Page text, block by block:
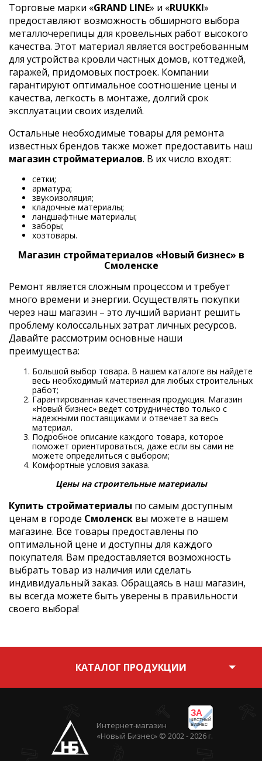
Торговые марки «GRAND LINE» и «RUUKKI»
предоставляют возможность обширного выбора
металлочерепицы для кровельных работ высокого
качества. Этот материал является востребованным
для устройства кровли частных домов, коттеджей,
гаражей, придомовых построек. Компании
гарантируют оптимальное соотношение цены и
качества, легкость в монтаже, долгий срок
эксплуатации своих изделий.
Остальные необходимые товары для ремонта
известных брендов также может предоставить наш
магазин стройматериалов. В их число входят:
сетки;
арматура;
звукоизоляция;
кладочные материалы;
ландшафтные материалы;
заборы;
хозтовары.
Магазин стройматериалов «Новый бизнес» в
Смоленске
Ремонт является сложным процессом и требует
много времени и энергии. Осуществлять покупки
через наш магазин – это лучший вариант решить
проблему колоссальных затрат личных ресурсов.
Давайте рассмотрим основные наши
преимущества:
Большой выбор товара. В нашем каталоге вы найдете
весь необходимый материал для любых строительных
работ;
Гарантированная качественная продукция. Магазин
«Новый бизнес» ведет сотрудничество только с
надежными поставщиками и отвечает за весь
материал.
Подробное описание каждого товара, которое
поможет ориентироваться, даже если вы сами не
можете определиться с выбором;
Комфортные условия заказа.
Цены на строительные материалы
Купить стройматериалы по самым доступным
ценам в городе Смоленск вы можете в нашем
магазине. Все товары предоставлены по
оптимальной цене и доступны для каждого
покупателя. Вам предоставляется возможность
выбрать товар из наличия или сделать
индивидуальный заказ. Обращаясь в наш магазин,
вы всегда можете быть уверены в правильности
своего выбора!
КАТАЛОГ ПРОДУКЦИИ
ЗА
ЧЕСТНЫЙ
БИЗНЕС
Интернет-магазин
«Новый Бизнес» © 2002 - 2026 г.